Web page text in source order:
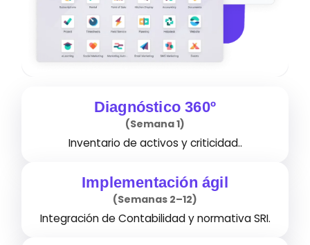
Diagnóstico 360º
(Semana 1)
Inventario de activos y criticidad..
Implementación ágil
(Semanas 2–12)
Integración de Contabilidad y normativa SRI.